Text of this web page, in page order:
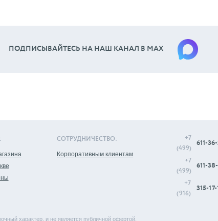
ПОДПИСЫВАЙТЕСЬ НА НАШ КАНАЛ В МАХ
СОТРУДНИЧЕСТВО:
Корпоративным клиентам
+7
(499)
611-36-
+7
(499)
611-38-
+7
(916)
315-17-
характер, и не является публичной офертой.